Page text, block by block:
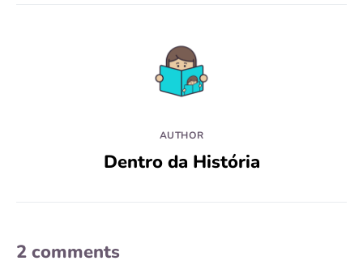
AUTHOR
Dentro da História
2 comments